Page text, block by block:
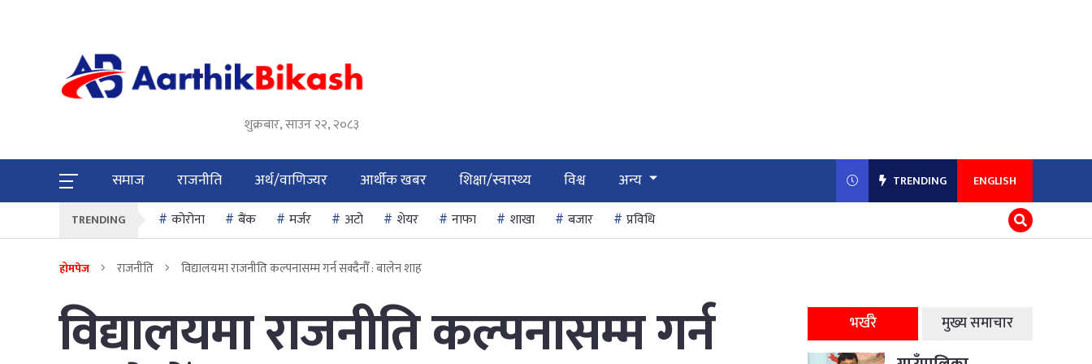
शुक्रबार, साउन २२, २०८३
समाज राजनीति अर्थ/वाणिज्यर आर्थीक खबर शिक्षा/स्वास्थ्य विश्व अन्य TRENDING ENGLISH
TRENDING कोरोना बैंक मर्जर अटो शेयर नाफा शाखा बजार प्रविधि
होमपेज राजनीति विद्यालयमा राजनीति कल्पनासम्म गर्न सक्दैनौँ : बालेन शाह
विद्यालयमा राजनीति कल्पनासम्म गर्न भर्खरै मुख्य समाचार